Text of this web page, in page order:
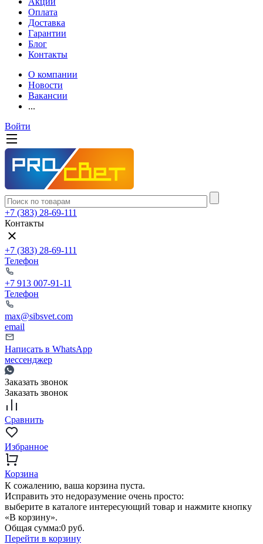
Оплата
Доставка
Гарантии
Блог
Контакты
О компании
Новости
Вакансии
...
Войти
+7 (383) 28-69-111
Контакты
+7 (383) 28-69-111
Телефон
+7 913 007-91-11
Телефон
max@sibsvet.com
email
Написать в WhatsApp
мессенджер
Заказать звонок
Заказать звонок
Сравнить
Избранное
Корзина
К сожалению, ваша корзина пуста.
Исправить это недоразумение очень просто:
выберите в каталоге интересующий товар и нажмите кнопку
«В корзину».
Общая сумма:0 руб.
Перейти в корзину